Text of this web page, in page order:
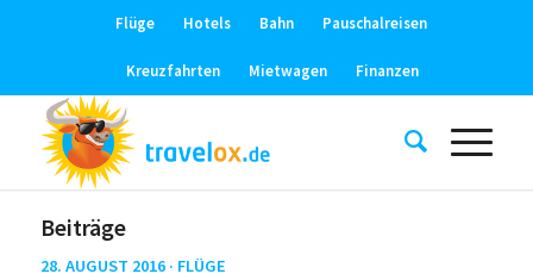
Flüge Hotels Bahn Pauschalreisen
Kreuzfahrten Mietwagen Finanzen
Beiträge
28. AUGUST 2016 · FLÜGE